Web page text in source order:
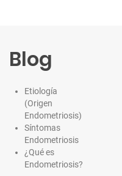
Blog
Etiología
(Origen
Endometriosis)
Síntomas
Endometriosis
¿Qué es
Endometriosis?